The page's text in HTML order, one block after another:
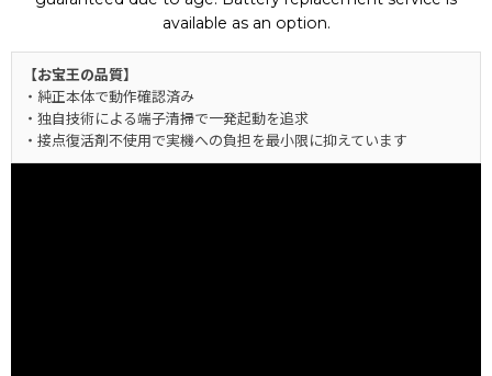
available as an option.
【お宝王の品質】
・純正本体で動作確認済み
・独自技術による端子清掃で一発起動を追求
・接点復活剤不使用で実機への負担を最小限に抑えています